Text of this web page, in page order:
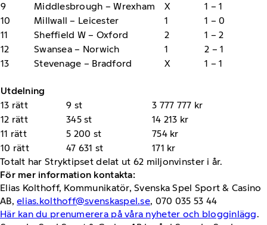
9
Middlesbrough – Wrexham X
1 – 1
10
Millwall – Leicester 1
1 – 0
11
Sheffield W – Oxford 2
1 – 2
12
Swansea – Norwich 1
2 – 1
13
Stevenage – Bradford X 1 – 1
Utdelning
13 rätt
9 st
3 777 777 kr
12 rätt
345 st
14 213 kr
11 rätt
5 200 st
754 kr
10 rätt
47 631 st
171 kr
Totalt har Stryktipset delat ut 62 miljonvinster i år.
För mer information kontakta:
Elias Kolthoff, Kommunikatör, Svenska Spel Sport & Casino
AB,elias.kolthoff@svenskaspel.se, 070 035 53 44
Här kan du prenumerera på våra nyheter och blogginlägg.